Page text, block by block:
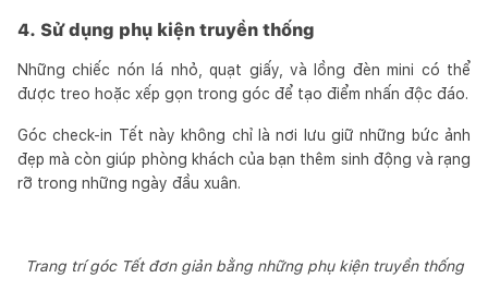
4. Sử dụng phụ kiện truyền thống
Những chiếc nón lá nhỏ, quạt giấy, và lồng đèn mini có thể
được treo hoặc xếp gọn trong góc để tạo điểm nhấn độc đáo.
Góc check-in Tết này không chỉ là nơi lưu giữ những bức ảnh
đẹp mà còn giúp phòng khách của bạn thêm sinh động và rạng
rỡ trong những ngày đầu xuân.
Trang trí góc Tết đơn giản bằng những phụ kiện truyền thống